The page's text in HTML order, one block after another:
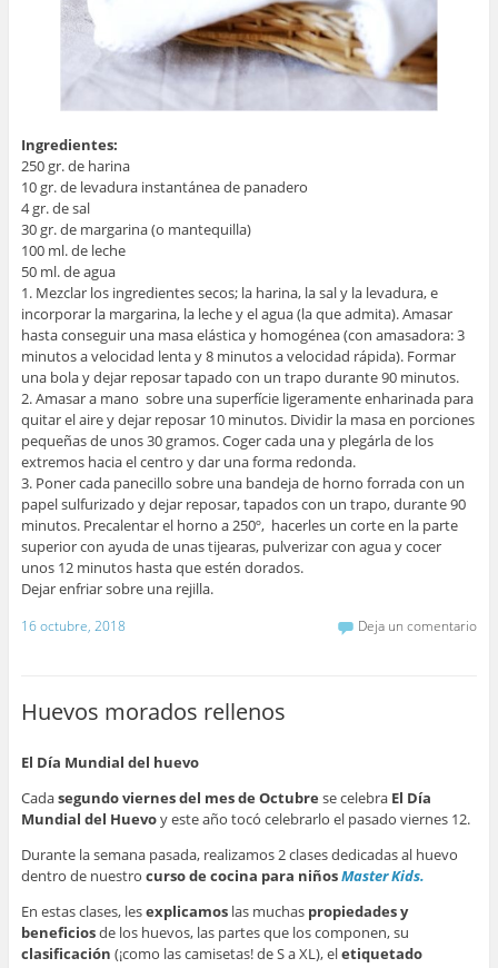
Ingredientes:
250 gr. de harina
10 gr. de levadura instantánea de panadero
4 gr. de sal
30 gr. de margarina (o mantequilla)
100 ml. de leche
50 ml. de agua
1. Mezclar los ingredientes secos; la harina, la sal y la levadura, e
incorporar la margarina, la leche y el agua (la que admita). Amasar
hasta conseguir una masa elástica y homogénea (con amasadora: 3
minutos a velocidad lenta y 8 minutos a velocidad rápida). Formar
una bola y dejar reposar tapado con un trapo durante 90 minutos.
2. Amasar a mano sobre una superfície ligeramente enharinada para
quitar el aire y dejar reposar 10 minutos. Dividir la masa en porciones
pequeñas de unos 30 gramos. Coger cada una y plegárla de los
extremos hacia el centro y dar una forma redonda.
3. Poner cada panecillo sobre una bandeja de horno forrada con un
papel sulfurizado y dejar reposar, tapados con un trapo, durante 90
minutos. Precalentar el horno a 250º, hacerles un corte en la parte
superior con ayuda de unas tijearas, pulverizar con agua y cocer
unos 12 minutos hasta que estén dorados.
Dejar enfriar sobre una rejilla.
16 octubre, 2018 Deja un comentario
Huevos morados rellenos
El Día Mundial del huevo
Cadasegundo viernes del mes de Octubre se celebra El Día
Mundial del Huevoy este año tocó celebrarlo el pasado viernes 12.
Durante la semana pasada, realizamos 2 clases dedicadas al huevo
dentro de nuestro curso de cocina para niñosMaster Kids.
En estas clases, lesexplicamoslas muchas propiedades y
beneficiosde los huevos, las partes que los componen, su
clasificación (¡como las camisetas! de S a XL), eletiquetado